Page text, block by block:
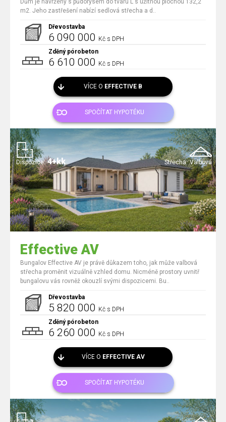
Dům je navržený s půdorysem do tvaru L s užitnou plochou 132,2
m2. Jeho zastřešení nabízí sedlová střecha a d..
Dřevostavba
6 090 000 Kč s DPH
Zděný pórobeton
6 610 000 Kč s DPH
VÍCE O EFFECTIVE B
SPOČÍTAT HYPOTÉKU
Střecha: Valbová
Dispozice: 4+kk
Effective AV
Bungalov Effective AV je právě důkazem toho, jak může valbová
střecha proměnit vizuálně vzhled domu. Nicméně prostory uvnitř
bungalovu vás rovněž okouzlí svými dispozicemi. Bu..
Dřevostavba
5 820 000 Kč s DPH
Zděný pórobeton
6 260 000 Kč s DPH
VÍCE O EFFECTIVE AV
SPOČÍTAT HYPOTÉKU